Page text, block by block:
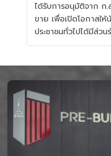
ได้รับการอนุมัติจาก ก
ขาย เพื่อเปิดโอกาสใ
ประชาชนทั่วไปได้มีส่ว